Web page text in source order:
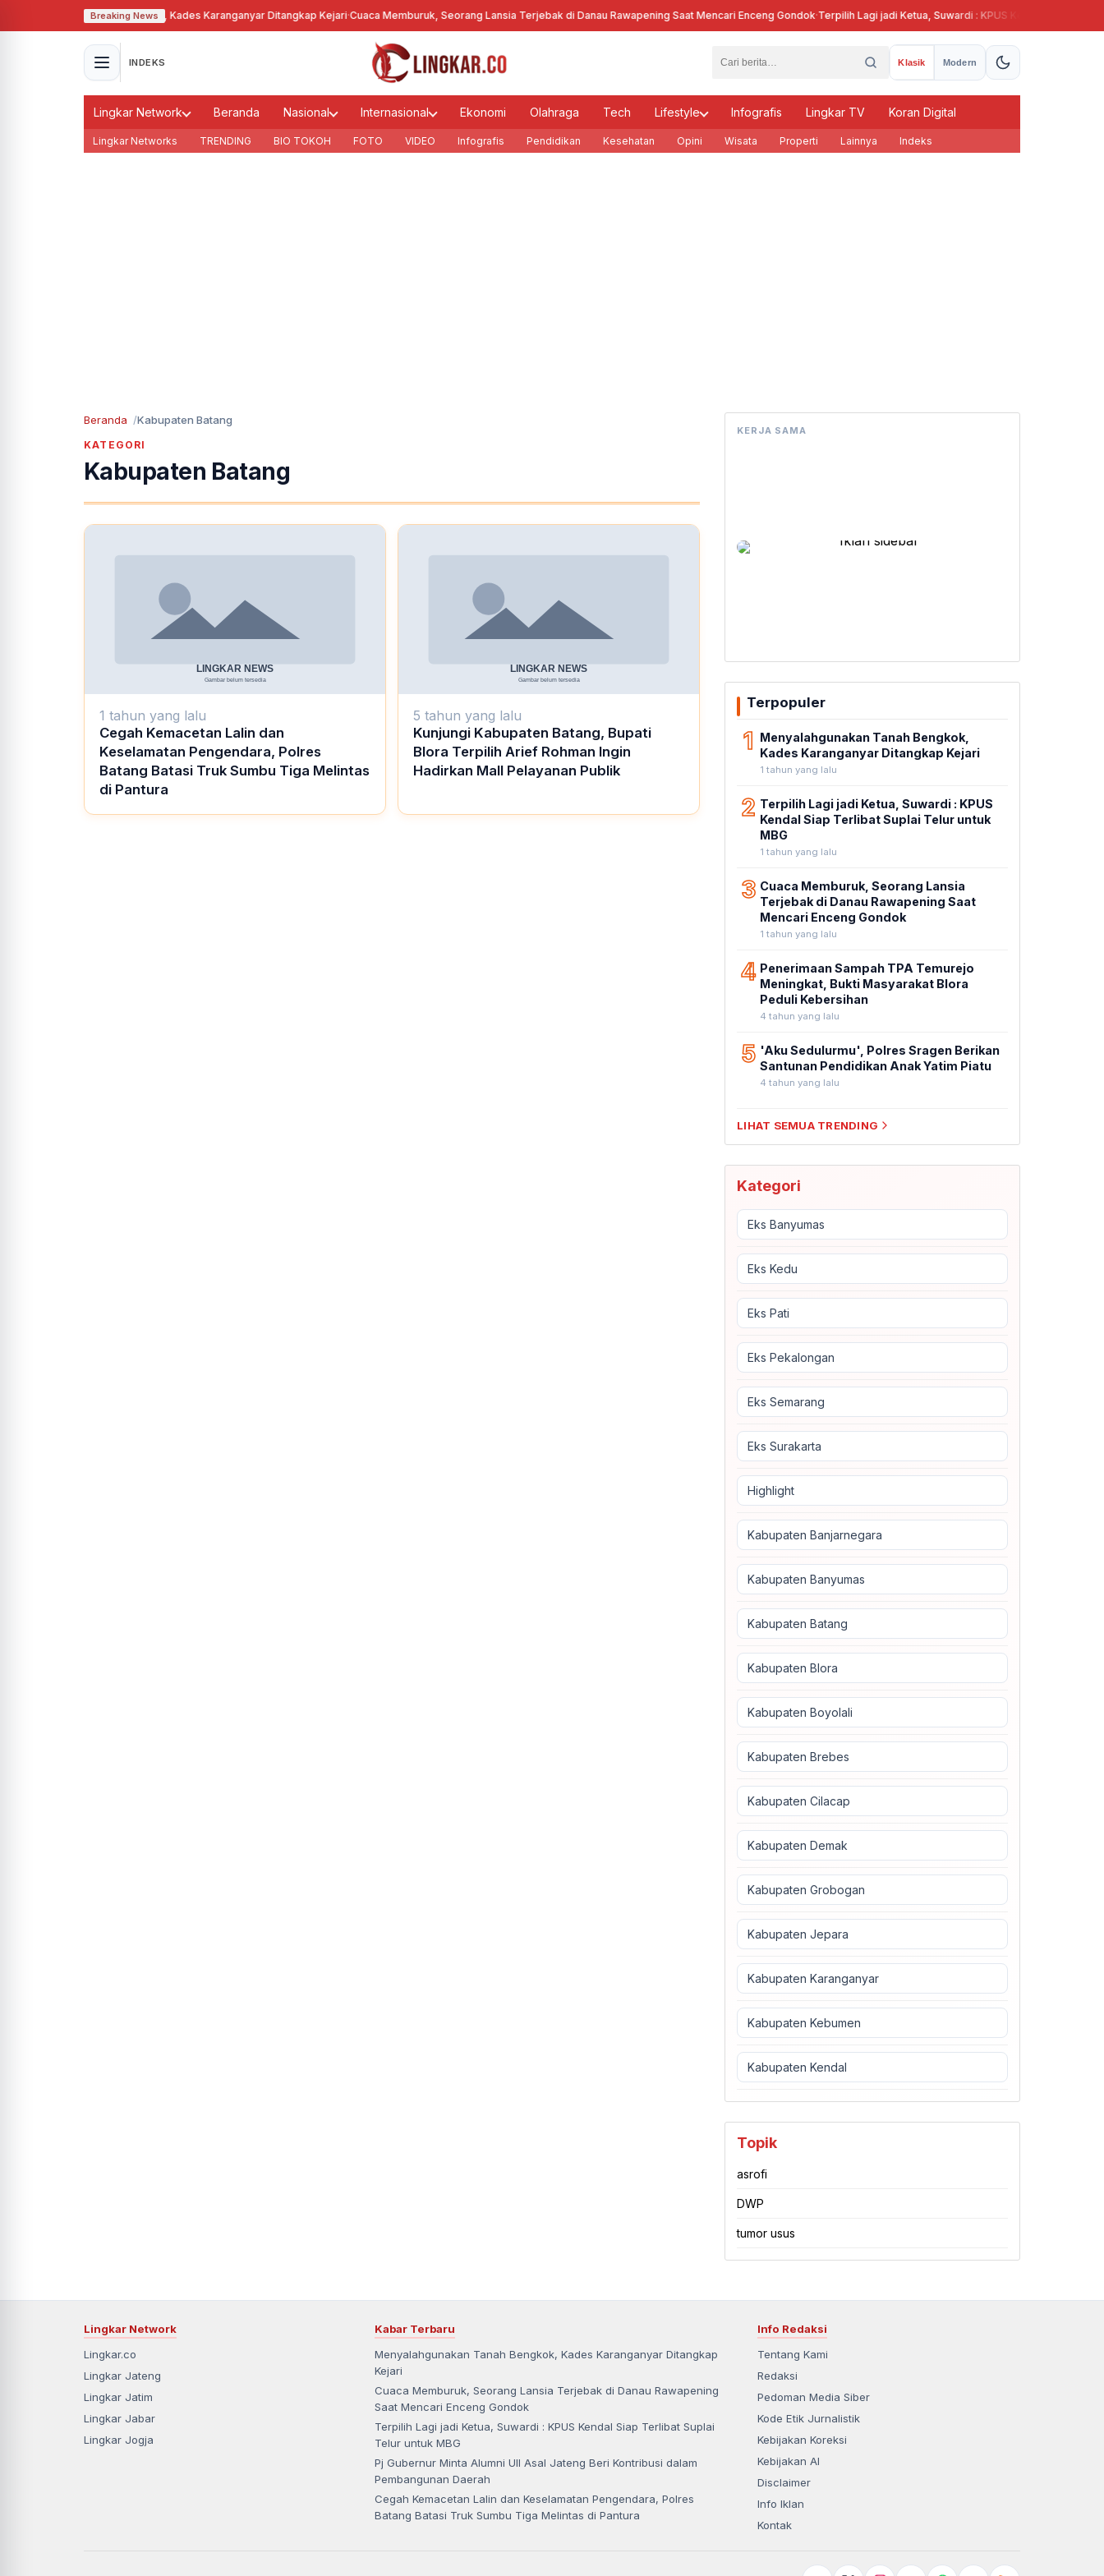
Breaking News
Tanah Bengkok, Kades Karanganyar Ditangkap Kejari·Cuaca Memburuk, Seorang Lansia Terjebak di Danau Rawapening Saat Mencari Enceng Gondok·Terpilih Lagi jadi Ketua, Suwardi : KPUS Kendal Siap Terlibat
INDEKS Klasik Modern
Lingkar Network Beranda Nasional Internasional Ekonomi Olahraga Tech Lifestyle Infografis Lingkar TV Koran Digital
Lingkar Networks TRENDING BIO TOKOH FOTO VIDEO Infografis Pendidikan Kesehatan Opini Wisata Properti Lainnya Indeks
Beranda Kabupaten Batang
KATEGORI
Kabupaten Batang
1 tahun yang lalu
Cegah Kemacetan Lalin dan
Keselamatan Pengendara, Polres
Batang Batasi Truk Sumbu Tiga Melintas
di Pantura
5 tahun yang lalu
Kunjungi Kabupaten Batang, Bupati
Blora Terpilih Arief Rohman Ingin
Hadirkan Mall Pelayanan Publik
KERJA SAMA
Terpopuler
1 Menyalahgunakan Tanah Bengkok,
Kades Karanganyar Ditangkap Kejari
1 tahun yang lalu
2 Terpilih Lagi jadi Ketua, Suwardi : KPUS
Kendal Siap Terlibat Suplai Telur untuk
MBG
1 tahun yang lalu
3 Cuaca Memburuk, Seorang Lansia
Terjebak di Danau Rawapening Saat
Mencari Enceng Gondok
1 tahun yang lalu
4 Penerimaan Sampah TPA Temurejo
Meningkat, Bukti Masyarakat Blora
Peduli Kebersihan
4 tahun yang lalu
5 'Aku Sedulurmu', Polres Sragen Berikan
Santunan Pendidikan Anak Yatim Piatu
4 tahun yang lalu
LIHAT SEMUA TRENDING
Kategori
Eks Banyumas
Eks Kedu
Eks Pati
Eks Pekalongan
Eks Semarang
Eks Surakarta
Highlight
Kabupaten Banjarnegara
Kabupaten Banyumas
Kabupaten Batang
Kabupaten Blora
Kabupaten Boyolali
Kabupaten Brebes
Kabupaten Cilacap
Kabupaten Demak
Kabupaten Grobogan
Kabupaten Jepara
Kabupaten Karanganyar
Kabupaten Kebumen
Kabupaten Kendal
Topik
asrofi
DWP
tumor usus
Lingkar Network
Lingkar.co
Lingkar Jateng
Lingkar Jatim
Lingkar Jabar
Lingkar Jogja
Kabar Terbaru
Menyalahgunakan Tanah Bengkok, Kades Karanganyar Ditangkap
Kejari
Cuaca Memburuk, Seorang Lansia Terjebak di Danau Rawapening
Saat Mencari Enceng Gondok
Terpilih Lagi jadi Ketua, Suwardi : KPUS Kendal Siap Terlibat Suplai
Telur untuk MBG
Pj Gubernur Minta Alumni UII Asal Jateng Beri Kontribusi dalam
Pembangunan Daerah
Cegah Kemacetan Lalin dan Keselamatan Pengendara, Polres
Batang Batasi Truk Sumbu Tiga Melintas di Pantura
Info Redaksi
Tentang Kami
Redaksi
Pedoman Media Siber
Kode Etik Jurnalistik
Kebijakan Koreksi
Kebijakan AI
Disclaimer
Info Iklan
Kontak